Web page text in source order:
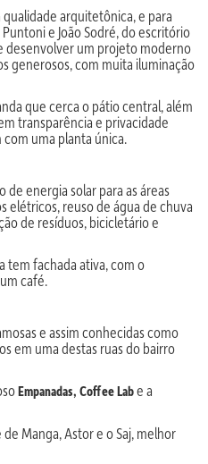
arquitetônica, e para
e João Sodré, do escritório
desenvolver um projeto moderno
generosos, com muita iluminação
que cerca o pátio central, além
transparência e privacidade
uma planta única.
energia solar para as áreas
elétricos, reuso de água de chuva
de resíduos, bicicletário e
tem fachada ativa, com o
café.
e assim conhecidas como
em uma destas ruas do bairro
Empanadas, Coffee Labe a
Manga, Astor e o Saj, melhor